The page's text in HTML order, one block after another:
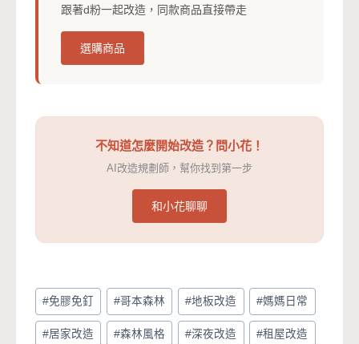
跟著d粉一起改造，同款商品直接帶走
選購商品
不知道怎麼開始改造？問小花！
AI改造規劃師，幫你找到第一步
和小花聊聊
Post
Tags:
#免膠免釘 #哥本森林 #地板改造 #媽媽日常
#居家改造 #森林風格 #深夜改造 #租屋改造